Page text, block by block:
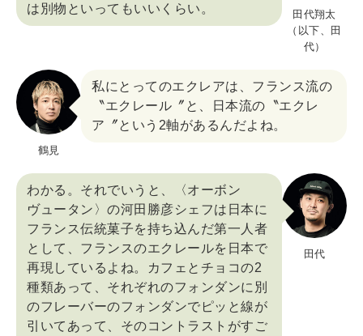
田代翔太
（以下、田
代）
は別物といってもいいくらい。
鶴見
私にとってのエクレアは、フランス流の
〝エクレール〞と、日本流の〝エクレ
ア〞という2軸があるんだよね。
田代
わかる。それでいうと、〈オーボン
ヴュータン〉の河田勝彦シェフは日本に
フランス伝統菓子を持ち込んだ第一人者
として、フランスのエクレールを日本で
再現しているよね。カフェとチョコの2
種類あって、それぞれのフォンダンに別
のフレーバーのフォンダンでピッと線が
引いてあって、そのコントラストがすご